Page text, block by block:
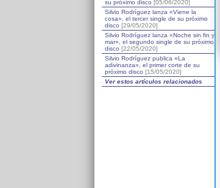
su próximo disco [05/06/2020]
Silvio Rodríguez lanza «Viene la
cosa», el tercer single de su próximo
disco [29/05/2020]
Silvio Rodríguez lanza «Noche sin fin y
mar», el segundo single de su próximo
disco [22/05/2020]
Silvio Rodríguez publica «La
adivinanza», el primer corte de su
próximo disco [15/05/2020]
Ver estos artículos relacionados